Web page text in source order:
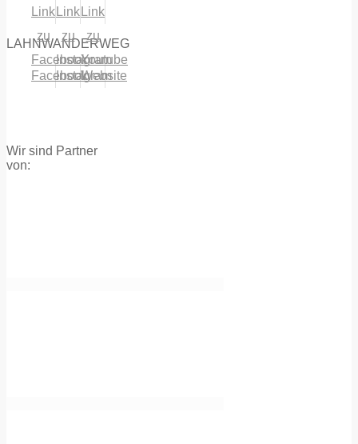
Link
zu
Facebook
Link
zu
Instagram
Link
zu
Youtube
LAHNWANDERWEG
Facebook
Instagram
Website
Wir sind Partner
von: